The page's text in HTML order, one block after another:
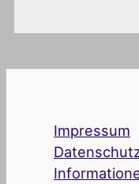
Impressum